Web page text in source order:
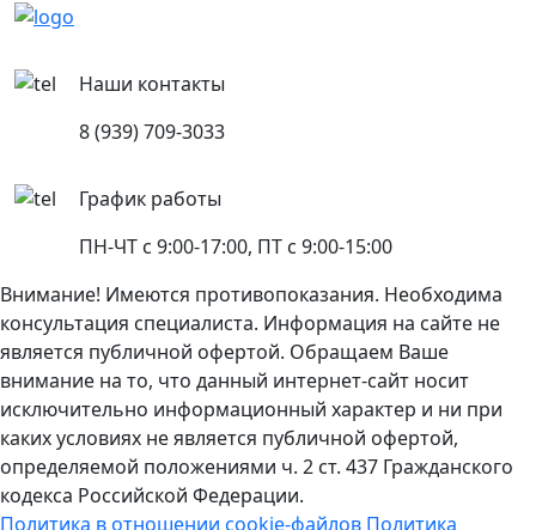
Наши контакты
8 (939) 709-3033
График работы
ПН-ЧТ с 9:00-17:00, ПТ с 9:00-15:00
Внимание! Имеются противопоказания. Необходима
консультация специалиста. Информация на сайте не
является публичной офертой. Обращаем Ваше
внимание на то, что данный интернет-сайт носит
исключительно информационный характер и ни при
каких условиях не является публичной офертой,
определяемой положениями ч. 2 ст. 437 Гражданского
кодекса Российской Федерации.
Политика в отношении cookie-файлов Политика